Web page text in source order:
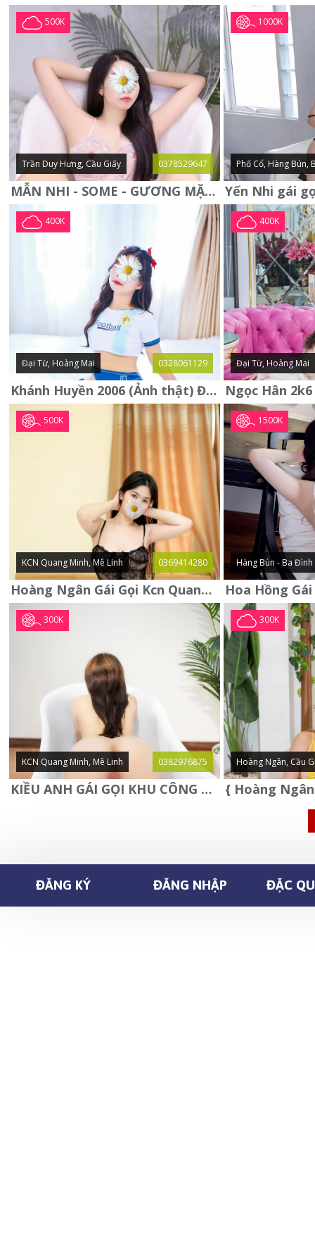
500K
Trần Duy Hưng, Cầu Giấy 0378529647
MẪN NHI - SOME - GƯƠNG MẶT XINH XẮN -CỰC CHIỀU KHÁCH
1000K
Phố Cổ, Hàng Bún,
400K
Đại Từ, Hoàng Mai 0328061129
Khánh Huyền 2006 (Ảnh thật) Đại từ - Hoàng Mai
400K
Đại Từ, Hoàng Mai
500K
KCN Quang Minh, Mê Linh 0369414280
Hoàng Ngân Gái Gọi Kcn Quang Minh - Mê Linh . Hàng Vip Lần Đầu
1500K
Hàng Bún - Ba Đình
300K
KCN Quang Minh, Mê Linh 0382976875
KIỀU ANH GÁI GỌI KHU CÔNG NGHIỆP QUANG MINH - MÊ LINH
300K
Hoàng Ngân, Cầu
ĐĂNG KÝ ĐĂNG NHẬP ĐẶC